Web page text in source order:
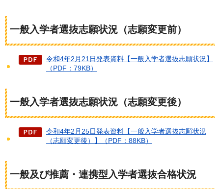
一般入学者選抜志願状況（志願変更前）
令和4年2月21日発表資料【一般入学者選抜志願状況】
（PDF：79KB）
一般入学者選抜志願状況（志願変更後）
令和4年2月25日発表資料【一般入学者選抜志願状況
（志願変更後）】（PDF：88KB）
一般及び推薦・連携型入学者選抜合格状況